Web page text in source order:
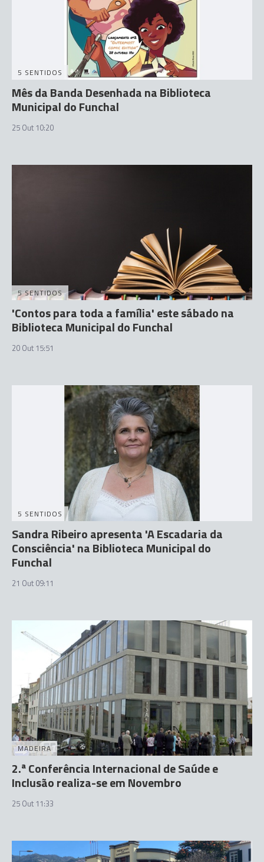
5 SENTIDOS
Mês da Banda Desenhada na Biblioteca
Municipal do Funchal
25 Out 10:20
5 SENTIDOS
'Contos para toda a família' este sábado na
Biblioteca Municipal do Funchal
20 Out 15:51
5 SENTIDOS
Sandra Ribeiro apresenta 'A Escadaria da
Consciência' na Biblioteca Municipal do
Funchal
21 Out 09:11
MADEIRA
2.ª Conferência Internacional de Saúde e
Inclusão realiza-se em Novembro
25 Out 11:33